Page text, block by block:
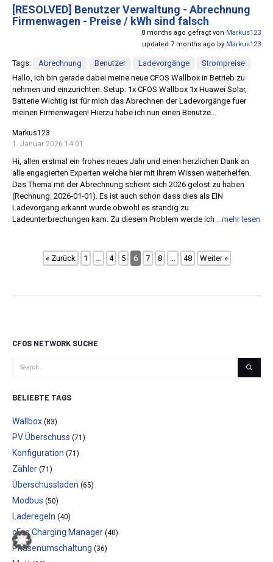
[RESOLVED] Benutzer Verwaltung - Abrechnung
Firmenwagen - Preise / kWh sind falsch
8 months ago gefragt von Markus123
updated 7 months ago by Markus123
Tags: Abrechnung Benutzer Ladevorgänge
Strompreise
Hallo, ich bin gerade dabei meine neue CFOS Wallbox in Betrieb zu
nehmen und einzurichten. Setup: 1x CFOS Wallbox 1x Huawei Solar,
Batterie Wichtig ist für mich das Abrechnen der Ladevorgänge fuer
meinen Firmenwagen! Hierzu habe ich nun einen Benutze...
Markus123
1. Januar 2026 14:01
Hi, allen erstmal ein frohes neues Jahr und einen herzlichen Dank an
alle engagierten Experten welche hier mit Ihrem Wissen weiterhelfen.
Das Thema mit der Abrechnung scheint sich 2026 gelöst zu haben
(Rechnung_2026-01-01). Es ist auch schon dass dies als EIN
Ladevorgang erkannt wurde obwohl es ständig zu
Ladeunterbrechungen kam. Zu diesem Problem werde ich
...mehr lesen
« Zurück 1 4 5 6 7 8 48 Weiter »
CFOS NETWORK SUCHE
BELIEBTE TAGS
Wallbox (83)
PV Überschuss (71)
Konfiguration (71)
Zähler (71)
Überschussladen (65)
Modbus (50)
Laderegeln (40)
cFos Charging Manager (40)
Phasenumschaltung (36)